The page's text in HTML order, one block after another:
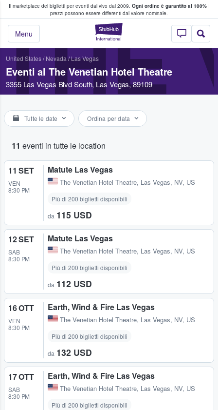
Il marketplace dei biglietti per eventi dal vivo dal 2009. Ogni ordine è garantito al 100%I
prezzi possono essere differenti dal valore nominale.
StubHub - Dove
Menu
fan comprano e vendono biglietti
United States/ Nevada /Las Vegas
Eventi al The Venetian Hotel Theatre
3355 Las Vegas Blvd South, Las Vegas, 89109
Tutte le date Ordina per data
11 eventi in tutte le location
11 SET
VEN
8:30 PM
Matute Las Vegas
The Venetian Hotel Theatre, Las Vegas, NV, US
Più di 200 biglietti disponibili
da 115 USD
12 SET
SAB
8:30 PM
Matute Las Vegas
The Venetian Hotel Theatre, Las Vegas, NV, US
Più di 200 biglietti disponibili
da 112 USD
16 OTT
VEN
8:30 PM
Earth, Wind & Fire Las Vegas
The Venetian Hotel Theatre, Las Vegas, NV, US
Più di 200 biglietti disponibili
da 132 USD
17 OTT
SAB
8:30 PM
Earth, Wind & Fire Las Vegas
The Venetian Hotel Theatre, Las Vegas, NV, US
Più di 200 biglietti disponibili